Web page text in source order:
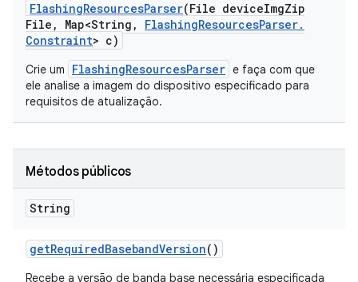
FlashingResourcesParser(File deviceImgZip
File , Map<String , FlashingResourcesParser.
Constraint> c)
Crie um FlashingResourcesParser e faça com que
ele analise a imagem do dispositivo especificado para
requisitos de atualização.
Métodos públicos
String
getRequiredBasebandVersion()
Recebe a versão de banda base necessária especificada